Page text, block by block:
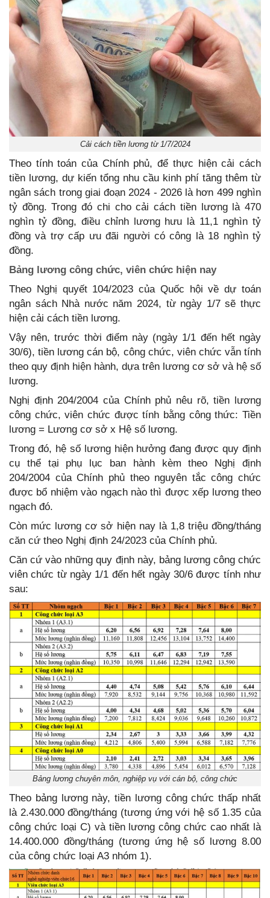
Cải cách tiền lương từ 1/7/2024
Theo tính toán của Chính phủ, để thực hiện cải cách
tiền lương, dự kiến tổng nhu cầu kinh phí tăng thêm từ
ngân sách trong giai đoạn 2024 - 2026 là hơn 499 nghìn
tỷ đồng. Trong đó chi cho cải cách tiền lương là 470
nghìn tỷ đồng, điều chỉnh lương hưu là 11,1 nghìn tỷ
đồng và trợ cấp ưu đãi người có công là 18 nghìn tỷ
đồng.
Bảng lương công chức, viên chức hiện nay
Theo Nghị quyết 104/2023 của Quốc hội về dự toán
ngân sách Nhà nước năm 2024, từ ngày 1/7 sẽ thực
hiện cải cách tiền lương.
Vậy nên, trước thời điểm này (ngày 1/1 đến hết ngày
30/6), tiền lương cán bộ, công chức, viên chức vẫn tính
theo quy định hiện hành, dựa trên lương cơ sở và hệ số
lương.
Nghị định 204/2004 của Chính phủ nêu rõ, tiền lương
công chức, viên chức được tính bằng công thức: Tiền
lương = Lương cơ sở x Hệ số lương.
Trong đó, hệ số lương hiện hưởng đang được quy định
cụ thể tại phụ lục ban hành kèm theo Nghị định
204/2004 của Chính phủ theo nguyên tắc công chức
được bổ nhiệm vào ngạch nào thì được xếp lương theo
ngạch đó.
Còn mức lương cơ sở hiện nay là 1,8 triệu đồng/tháng
căn cứ theo Nghị định 24/2023 của Chính phủ.
Căn cứ vào những quy định này, bảng lương công chức
viên chức từ ngày 1/1 đến hết ngày 30/6 được tính như
sau:
Bảng lương chuyên môn, nghiệp vụ với cán bộ, công chức
Theo bảng lương này, tiền lương công chức thấp nhất
là 2.430.000 đồng/tháng (tương ứng với hệ số 1.35 của
công chức loại C) và tiền lương công chức cao nhất là
14.400.000 đồng/tháng (tương ứng hệ số lương 8.00
của công chức loại A3 nhóm 1).